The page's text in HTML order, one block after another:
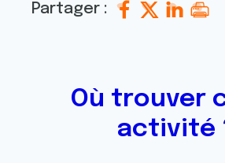
Partager :
Où trouver
activité